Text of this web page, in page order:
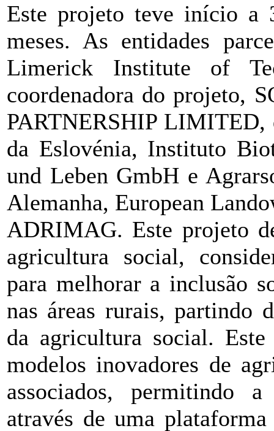
Este projeto teve início a
meses. As entidades
Limerick Institute of
coordenadora do projeto,
PARTNERSHIP LIMITED,
da Eslovénia, Instituto
und Leben GmbH e
Alemanha, European
ADRIMAG. Este projeto
agricultura social,
para melhorar a inclusão
nas áreas rurais, partindo
da agricultura social.
modelos inovadores de
associados, permitindo
através de uma